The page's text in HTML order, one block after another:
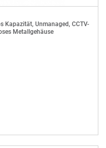
Kapazität, Unmanaged, CCTV-
Metallgehäuse